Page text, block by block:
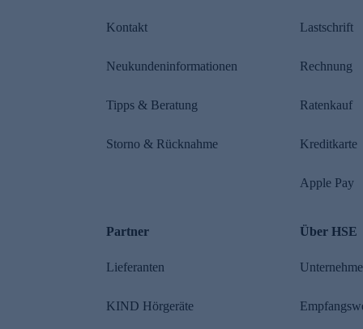
Kontakt
Neukundeninformationen
Tipps & Beratung
Storno & Rücknahme
Lastschrift
Rechnung
Ratenkauf
Kreditkarte
Apple Pay
Partner
Lieferanten
KIND Hörgeräte
Über HSE